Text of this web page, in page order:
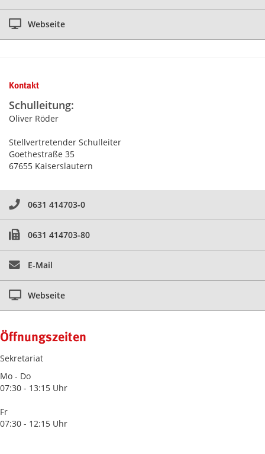
Webseite
Kontakt
Schulleitung:
Oliver Röder
Stellvertretender Schulleiter
Goethestraße 35
67655 Kaiserslautern
0631 414703-0
0631 414703-80
E-Mail
Webseite
Öffnungszeiten
Sekretariat
Mo - Do
07:30 - 13:15 Uhr
Fr
07:30 - 12:15 Uhr